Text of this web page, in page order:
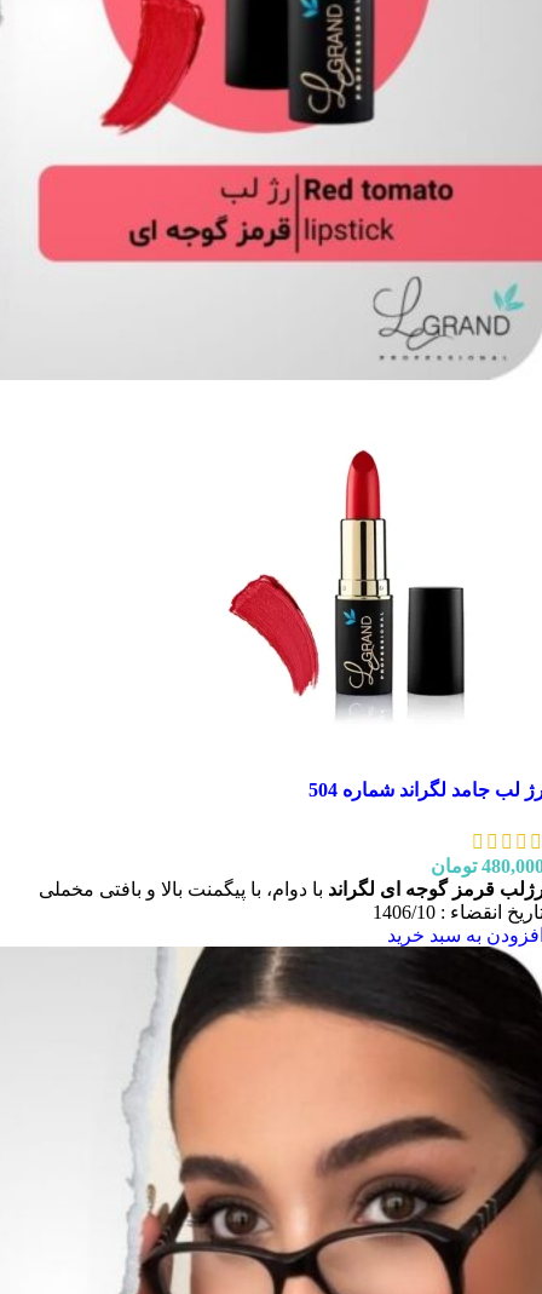
لب جامد لگراند شماره 504
تومان
قرمز گوجه ای لگراند با دوام، با پیگمنت بالا و بافتی مخملی
انقضاء : 1406/10
به سبد خرید